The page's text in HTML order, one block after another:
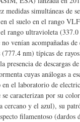
medidas simultáneas de
el suelo en el rango
rango ultravioleta
venían acompañadas de
nm) típicas de
presencia de descargas
cuyas análogas a
en el laboratorio de
caracterizan por su
cercano y el azul), su
filamentoso (dardos